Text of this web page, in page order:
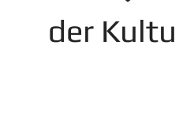
ドイツのイベント ドレスデン
der